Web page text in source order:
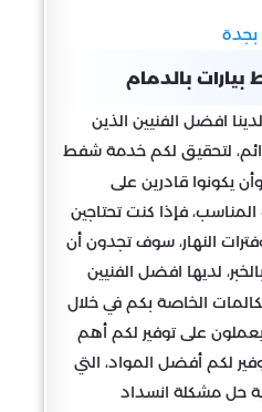
بجدة
بالدمام
افضل الفنيين الذين
لتحقيق لكم خدمة شفط
وأن يكونوا قادرين على
فإذا كنت تحتاجين
وفترات النهار، سوف تجدون أن
لديها افضل الفنيين
الخاصة بكم في خلال
يعملون على توفير لكم أهم
لكم أفضل المواد، التي
حل مشكلة انسداد